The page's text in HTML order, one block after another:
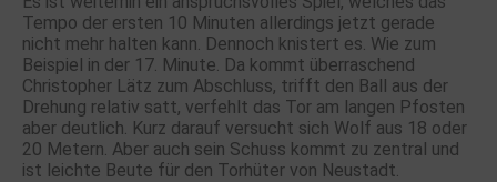
Tempo der ersten 10 Minuten allerdings jetzt gerade
nicht mehr halten kann. Dennoch knistert es. Wie zum
Beispiel in der 17. Minute. Da kommt überraschend
Christopher Lätz zum Abschluss, trifft den Ball aus der
Drehung relativ satt, verfehlt das Tor am langen Pfosten
aber deutlich. Kurz darauf versucht sich Wolf aus 18 oder
20 Metern. Aber auch sein Schuss kommt zu zentral und
ist leichte Beute für den Torhüter von Neustadt.